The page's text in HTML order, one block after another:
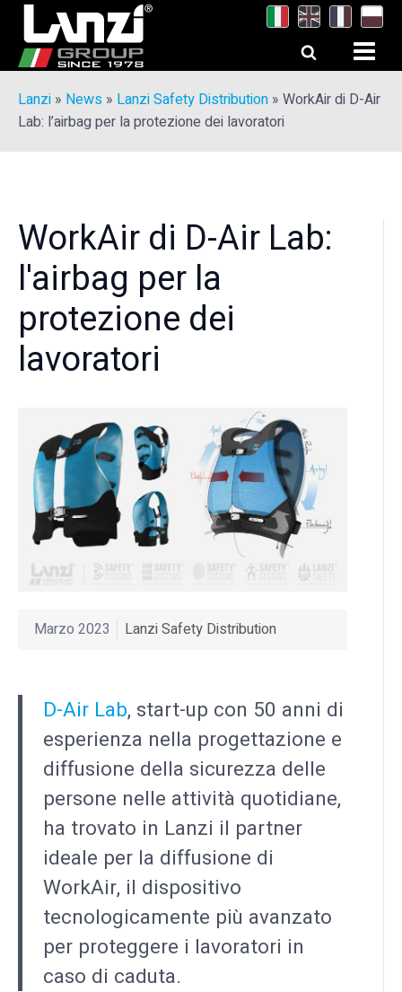
Lanzi » News » Lanzi Safety Distribution » WorkAir di D-Air
Lab: l’airbag per la protezione dei lavoratori
WorkAir di D-Air Lab:
l'airbag per la
protezione dei
lavoratori
Marzo 2023 Lanzi Safety Distribution
D-Air Lab, start-up con 50 anni di
esperienza nella progettazione e
diffusione della sicurezza delle
persone nelle attività quotidiane,
ha trovato in Lanzi il partner
ideale per la diffusione di
WorkAir, il dispositivo
tecnologicamente più avanzato
per proteggere i lavoratori in
caso di caduta.